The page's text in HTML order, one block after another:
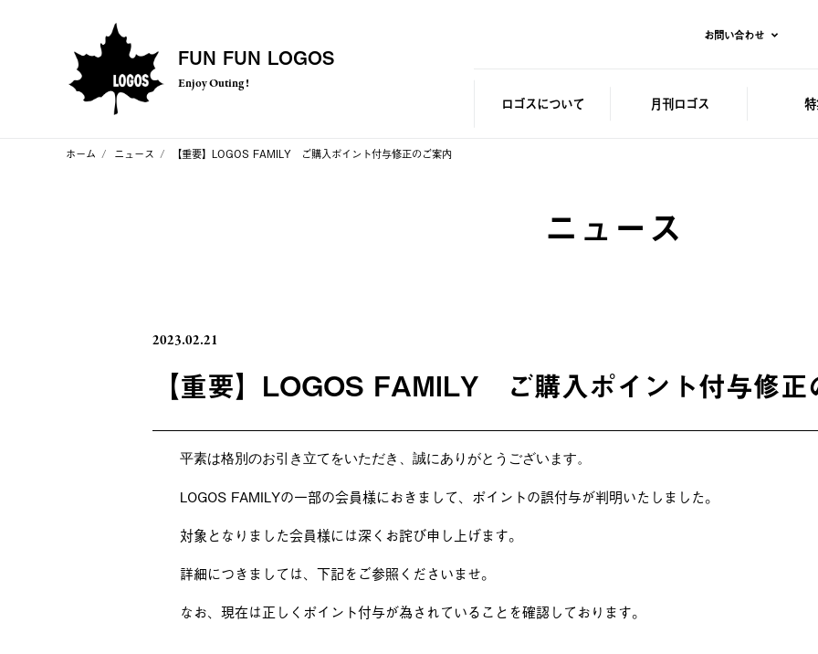
FUN FUN LOGOS
Enjoy Outing !
お問い合わせ
ロゴスについて 月刊ロゴス
ホーム ニュース 【重要】LOGOS FAMILY ご購入ポイント付与修正のご案内
ニュース
2023.02.21
【重要】LOGOS FAMILY ご購入ポイント付与修正
平素は格別のお引き立てをいただき、誠にありがとうございます。
LOGOS FAMILYの一部の会員様におきまして、ポイントの誤付与が判明いたしました。
対象となりました会員様には深くお詫び申し上げます。
詳細につきましては、下記をご参照くださいませ。
なお、現在は正しくポイント付与が為されていることを確認しております。